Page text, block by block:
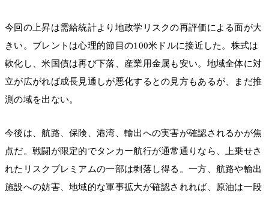
今回の上昇は需給統計より地政学リスクの再評価による面が大
きい。ブレントは心理的節目の100米ドルに接近した。株式は
軟化し、米国債は再び下落、産業用金属も安い。地域全体に対
立が広がれば成長見通しが悪化するとの見方もあるが、まだ推
測の域を出ない。
今後は、航路、保険、港湾、輸出への実害が確認されるかが焦
点だ。戦闘が限定的でタンカー航行が通常通りなら、上乗せさ
れたリスクプレミアムの一部は剥落し得る。一方、航路や輸出
施設への妨害、地域的な軍事拡大が確認されれば、原油は一段